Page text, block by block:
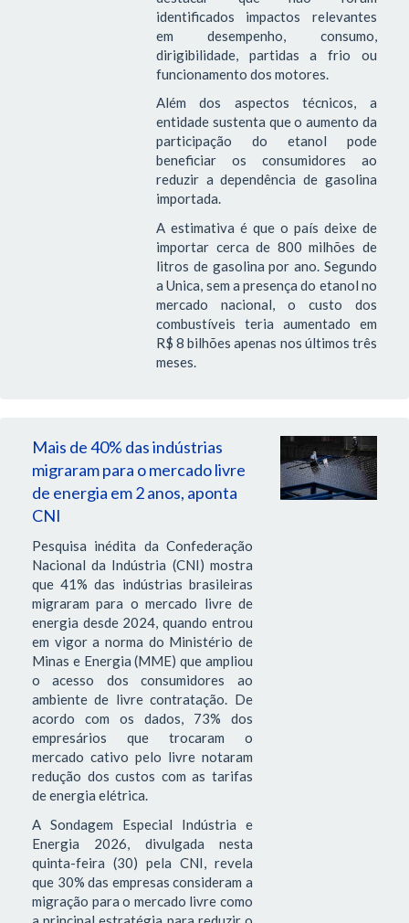
identificados impactos relevantes
em desempenho, consumo,
dirigibilidade, partidas a frio ou
funcionamento dos motores.
Além dos aspectos técnicos, a
entidade sustenta que o aumento da
participação do etanol pode
beneficiar os consumidores ao
reduzir a dependência de gasolina
importada.
A estimativa é que o país deixe de
importar cerca de 800 milhões de
litros de gasolina por ano. Segundo
a Unica, sem a presença do etanol no
mercado nacional, o custo dos
combustíveis teria aumentado em
R$ 8 bilhões apenas nos últimos três
meses.
Mais de 40% das indústrias
migraram para o mercado livre
de energia em 2 anos, aponta
CNI
Pesquisa inédita da Confederação
Nacional da Indústria (CNI) mostra
que 41% das indústrias brasileiras
migraram para o mercado livre de
energia desde 2024, quando entrou
em vigor a norma do Ministério de
Minas e Energia (MME) que ampliou
o acesso dos consumidores ao
ambiente de livre contratação. De
acordo com os dados, 73% dos
empresários que trocaram o
mercado cativo pelo livre notaram
redução dos custos com as tarifas
de energia elétrica.
A Sondagem Especial Indústria e
Energia 2026, divulgada nesta
quinta-feira (30) pela CNI, revela
que 30% das empresas consideram a
migração para o mercado livre como